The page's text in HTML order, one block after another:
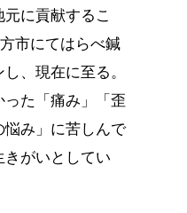
に貢献するこ
市にてはらべ鍼
、現在に至る。
た「痛み」「歪
悩み」に苦しんで
がいとしてい